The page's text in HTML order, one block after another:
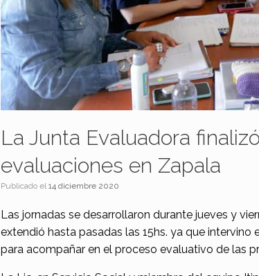
La Junta Evaluadora
evaluaciones en Zapala
Publicado el14 diciembre 2020
Las jornadas se desarrollaron durante jueves y
extendió hasta pasadas las 15hs. ya que
para acompañar en el proceso evaluativo de las